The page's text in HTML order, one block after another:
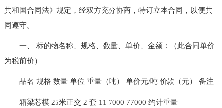
共和国合同法》规定，经双方充分协商，特订立本合同，以便共
同遵守。
一、 标的物名称、规格、数量、单价、金额：（此合同单价
为税前价）
品名 规格 数量 单位 重量（吨） 单价元/吨 价款（元） 备注
箱梁芯模 25米正交 2 套 11 7000 77000 约计重量